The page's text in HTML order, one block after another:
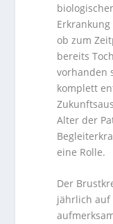
ob zum
bereits
vorhanden
komplett
Alter der
eine Rolle.
Der
jährlich auf